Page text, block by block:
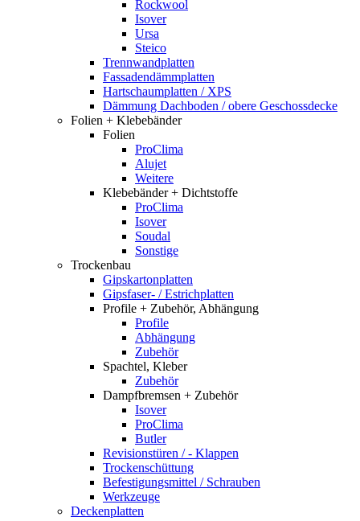
Rockwool
Isover
Ursa
Steico
Trennwandplatten
Fassadendämmplatten
Hartschaumplatten / XPS
Dämmung Dachboden / obere Geschossdecke
Folien + Klebebänder
Folien
ProClima
Alujet
Weitere
Klebebänder + Dichtstoffe
ProClima
Isover
Soudal
Sonstige
Trockenbau
Gipskartonplatten
Gipsfaser- / Estrichplatten
Profile + Zubehör, Abhängung
Profile
Abhängung
Zubehör
Spachtel, Kleber
Zubehör
Dampfbremsen + Zubehör
Isover
ProClima
Butler
Revisionstüren / - Klappen
Trockenschüttung
Befestigungsmittel / Schrauben
Werkzeuge
Deckenplatten